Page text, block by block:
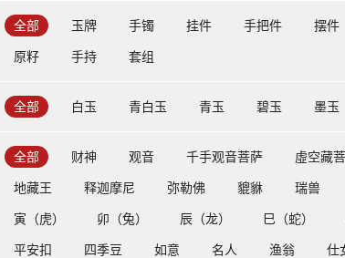
全部 玉牌 手镯 挂件 手把件 摆件
原籽 手持 套组
全部 白玉 青白玉 青玉 碧玉 墨玉
全部 财神 观音 千手观音菩萨 虛空藏
地藏王 释迦摩尼 弥勒佛 貔貅 瑞兽
寅（虎） 卯（兔） 辰（龙） 巳（蛇）
平安扣 四季豆 如意 名人 渔翁 仕